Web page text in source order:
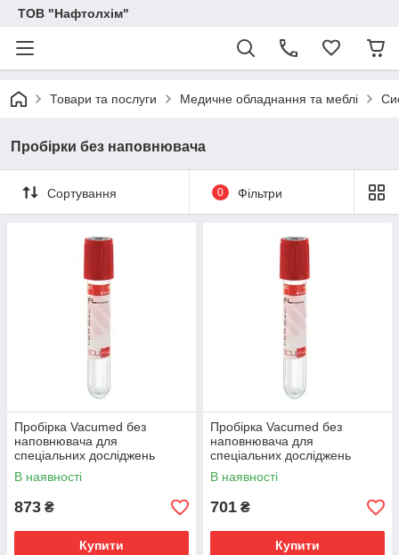
ТОВ "Нафтолхім"
Товари та послуги Медичне обладнання та меблі
Пробірки без наповнювача
Сортування 0 Фільтри
Пробірка Vacumed без
наповнювача для
спеціальних досліджень
16х100, 9 мл, пак. 100 шт.
В наявності
873 ₴
Купити
Пробірка Vacumed без
наповнювача для
спеціальних досліджень
13х75, 4 мл, пак. 100 шт.
В наявності
701 ₴
Купити